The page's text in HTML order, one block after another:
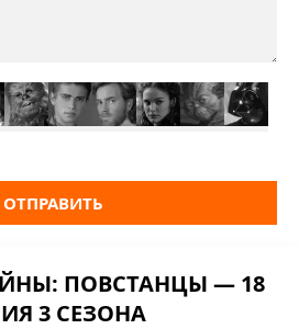
ОТПРАВИТЬ
ПОВСТАНЦЫ — 18
3 СЕЗОНА